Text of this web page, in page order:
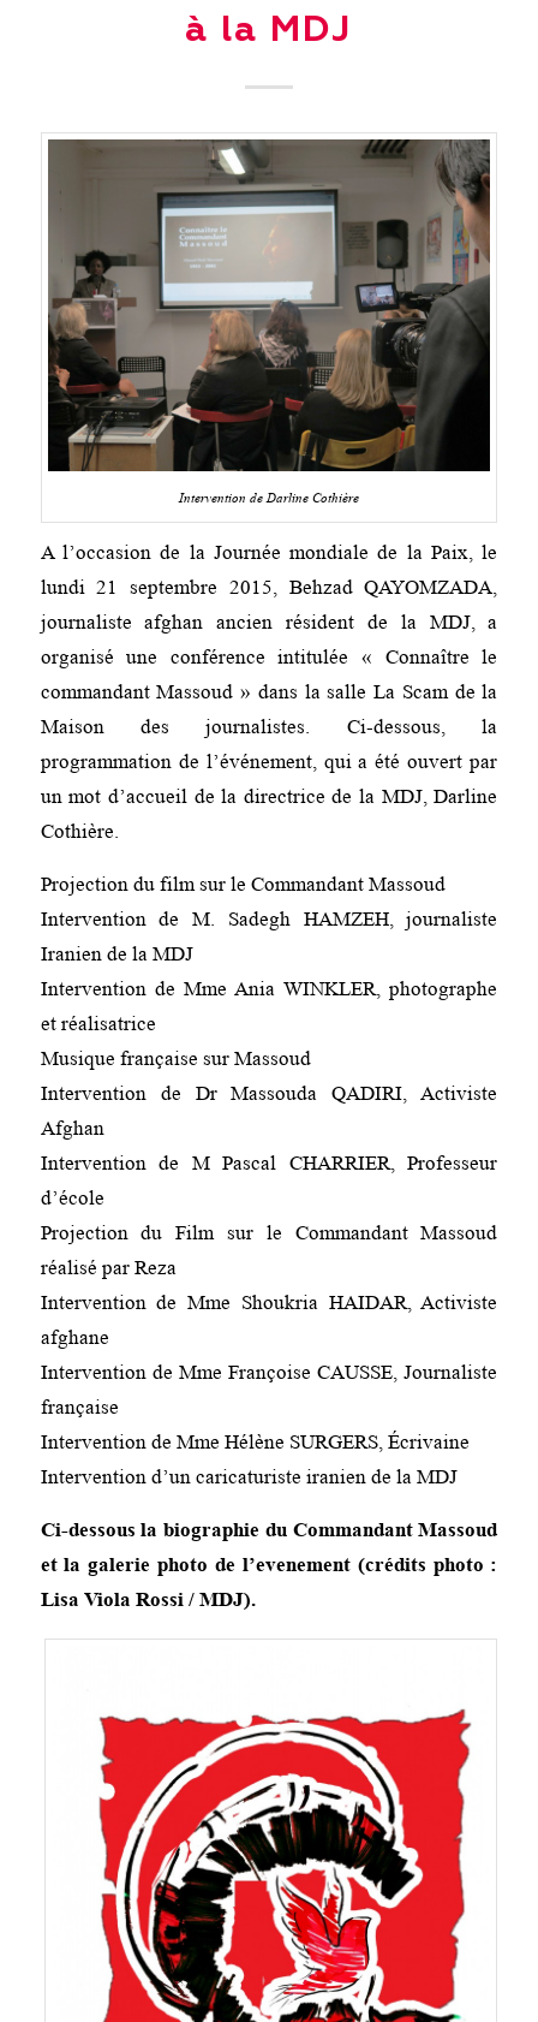
à la MDJ
Intervention de Darline Cothière
A l’occasion de la Journée mondiale de la Paix, le
lundi 21 septembre 2015, Behzad QAYOMZADA,
journaliste afghan ancien résident de la MDJ, a
organisé une conférence intitulée « Connaître le
commandant Massoud » dans la salle La Scam de la
Maison des journalistes. Ci-dessous, la
programmation de l’événement, qui a été ouvert par
un mot d’accueil de la directrice de la MDJ, Darline
Cothière.
Projection du film sur le Commandant Massoud
Intervention de M. Sadegh HAMZEH, journaliste
Iranien de la MDJ
Intervention de Mme Ania WINKLER, photographe
et réalisatrice
Musique française sur Massoud
Intervention de Dr Massouda QADIRI, Activiste
Afghan
Intervention de M Pascal CHARRIER, Professeur
d’école
Projection du Film sur le Commandant Massoud
réalisé par Reza
Intervention de Mme Shoukria HAIDAR, Activiste
afghane
Intervention de Mme Françoise CAUSSE, Journaliste
française
Intervention de Mme Hélène SURGERS, Écrivaine
Intervention d’un caricaturiste iranien de la MDJ
Ci-dessous la biographie du Commandant Massoud
et la galerie photo de l’evenement (crédits photo :
Lisa Viola Rossi / MDJ).